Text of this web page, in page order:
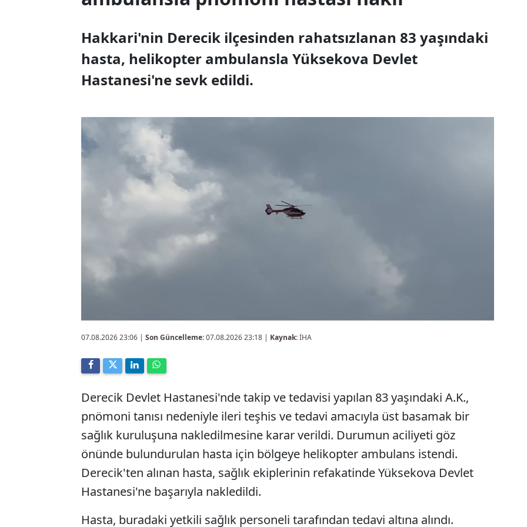
Hakkari'nin Derecik ilçesinden rahatsızlanan 83 yaşındaki
hasta, helikopter ambulansla Yüksekova Devlet
Hastanesi'ne sevk edildi.
07.08.2026 23:06 Son Güncelleme:07.08.2026 23:18 | Kaynak:İHA
Derecik Devlet Hastanesi'nde takip ve tedavisi yapılan 83 yaşındaki A.K.,
pnömoni tanısı nedeniyle ileri teşhis ve tedavi amacıyla üst basamak bir
sağlık kuruluşuna nakledilmesine karar verildi. Durumun aciliyeti göz
önünde bulundurulan hasta için bölgeye helikopter ambulans istendi.
Derecik'ten alınan hasta, sağlık ekiplerinin refakatinde Yüksekova Devlet
Hastanesi'ne başarıyla nakledildi.
Hasta, buradaki yetkili sağlık personeli tarafından tedavi altına alındı.